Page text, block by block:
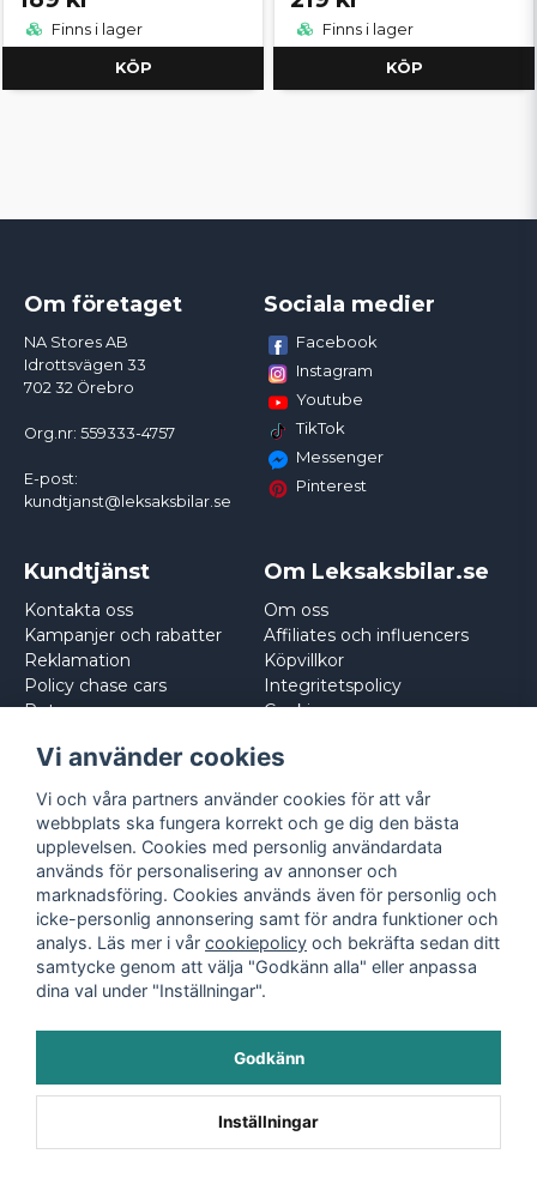
Finns i lager
KÖP
Finns i lager
KÖP
Om företaget
NA Stores AB
Idrottsvägen 33
702 32 Örebro
Org.nr: 559333-4757
E-post:
kundtjanst@leksaksbilar.se
Sociala medier
Facebook
Instagram
Youtube
TikTok
Messenger
Pinterest
Kundtjänst
Kontakta oss
Kampanjer och rabatter
Reklamation
Policy chase cars
Returnera
Om Leksaksbilar.se
Om oss
Affiliates och influencers
Köpvillkor
Integritetspolicy
Cookies
Vi använder cookies
Vi och våra partners använder cookies för att vår
webbplats ska fungera korrekt och ge dig den bästa
upplevelsen. Cookies med personlig användardata
används för personalisering av annonser och
marknadsföring. Cookies används även för personlig och
icke-personlig annonsering samt för andra funktioner och
analys. Läs mer i vår cookiepolicy och bekräfta sedan ditt
samtycke genom att välja "Godkänn alla" eller anpassa
dina val under "Inställningar".
Godkänn
Inställningar